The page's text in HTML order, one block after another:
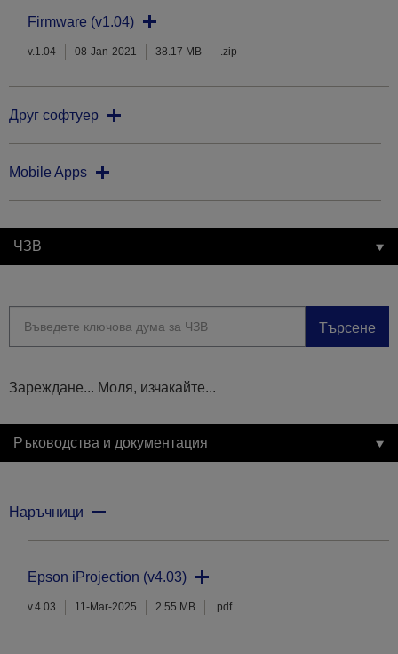
Firmware (v1.04)
v.1.04 08-Jan-2021 38.17 MB .zip
Друг софтуер
Mobile Apps
ЧЗВ
Търсене
Зареждане... Моля, изчакайте...
Ръководства и документация
Наръчници
Epson iProjection (v4.03)
v.4.03 11-Mar-2025 2.55 MB .pdf